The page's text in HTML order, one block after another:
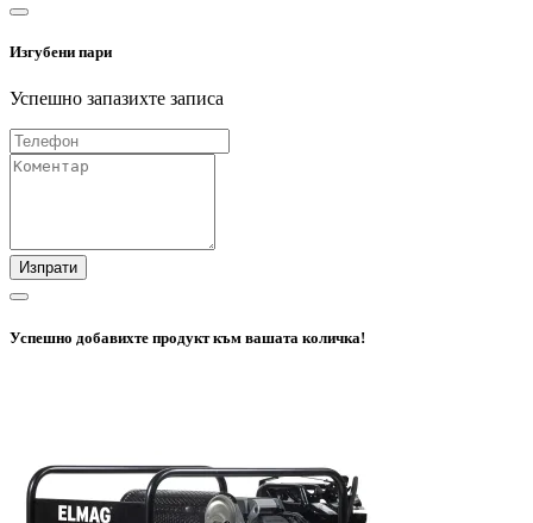
Изгубени пари
Успешно запазихте записа
Изпрати
Успешно добавихте продукт към вашата количка!